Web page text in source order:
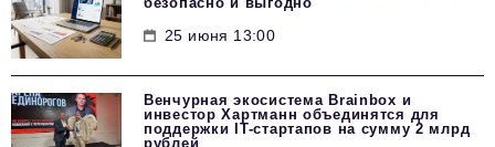
25 июня 13:00
Венчурная экосистема Brainbox и
инвестор Хартманн объединятся для
поддержки IT-стартапов на сумму 2 млрд
рублей